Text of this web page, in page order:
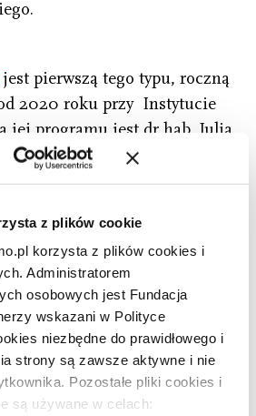
z plików cookie
korzysta z plików cookies i
Administratorem
osobowych jest Fundacja
wskazani w Polityce
niezbędne do prawidłowego i
strony są zawsze aktywne i nie
Pozostałe pliki cookies i
są używane w celach:
jest pierwszą tego typu, roczną
od 2020 roku przy Instytucie
jej programu jest dr hab. Julia
poetka, tłumaczka i krytyczka
Zakładzie Literatury
i współtwórcą
pisarz i fotograf związany
koordynator programowy